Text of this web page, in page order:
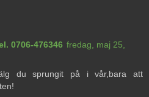
0706-476346 fredag, maj 25,
du sprungit på i vår,bara att